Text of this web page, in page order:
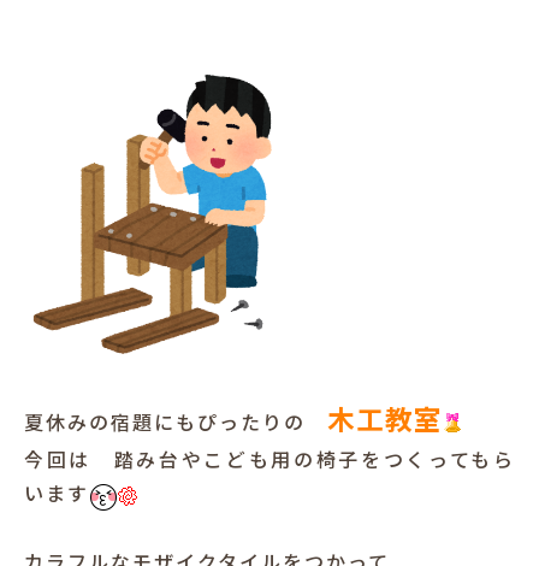
夏休みの宿題にもぴったりの 木工教室
今回は 踏み台やこども用の椅子をつくってもら
います